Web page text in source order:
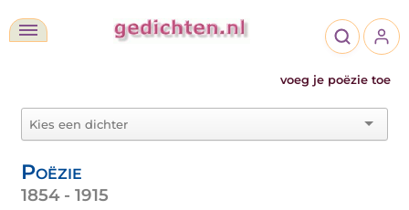
voeg je poëzie toe
Poëzie
1854 - 1915